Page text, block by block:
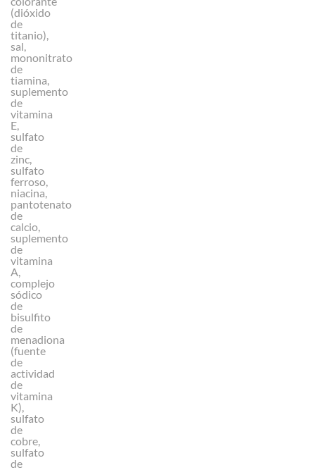
(dióxido
de
titanio),
sal,
mononitrato
de
tiamina,
suplemento
de
vitamina
E,
sulfato
de
zinc,
sulfato
ferroso,
niacina,
pantotenato
de
calcio,
suplemento
de
vitamina
A,
complejo
sódico
de
bisulfito
de
menadiona
(fuente
de
actividad
de
vitamina
K),
sulfato
de
cobre,
sulfato
de